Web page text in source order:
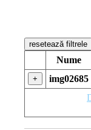
resetează filtrele
Nume
+ img02685